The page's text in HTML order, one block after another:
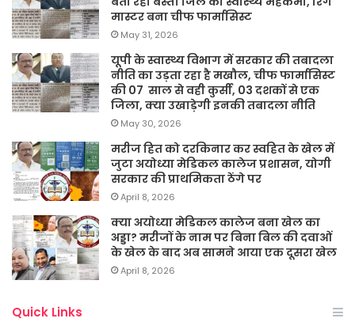
मास्टर बना चीफ फार्मासिस्ट
May 31, 2026
यूपी के स्वास्थ्य विभाग में सरकार की तबादला
नीति का उड़ता रहा है मखौल, चीफ फार्मासिस्ट
की 07 साल से वही कुर्सी, 03 दशकों से एक
जिला, क्या उखाड़ेगी इनकी तबादला नीति
May 30, 2026
मरीज हित को दरकिनार कर स्वहित के खेल में
जुटा अयोध्या मेडिकल कालेज प्रशासन, योगी
सरकार की प्राथमिकता ठेंगे पर
April 8, 2026
क्या अयोध्या मेडिकल कालेज बना खेल का
अड्डा? मरीजों के नाम पर बिना बिल की दवाओं
के खेल के बाद अब सामने आया एक दूसरा खेल
April 8, 2026
Quick Links